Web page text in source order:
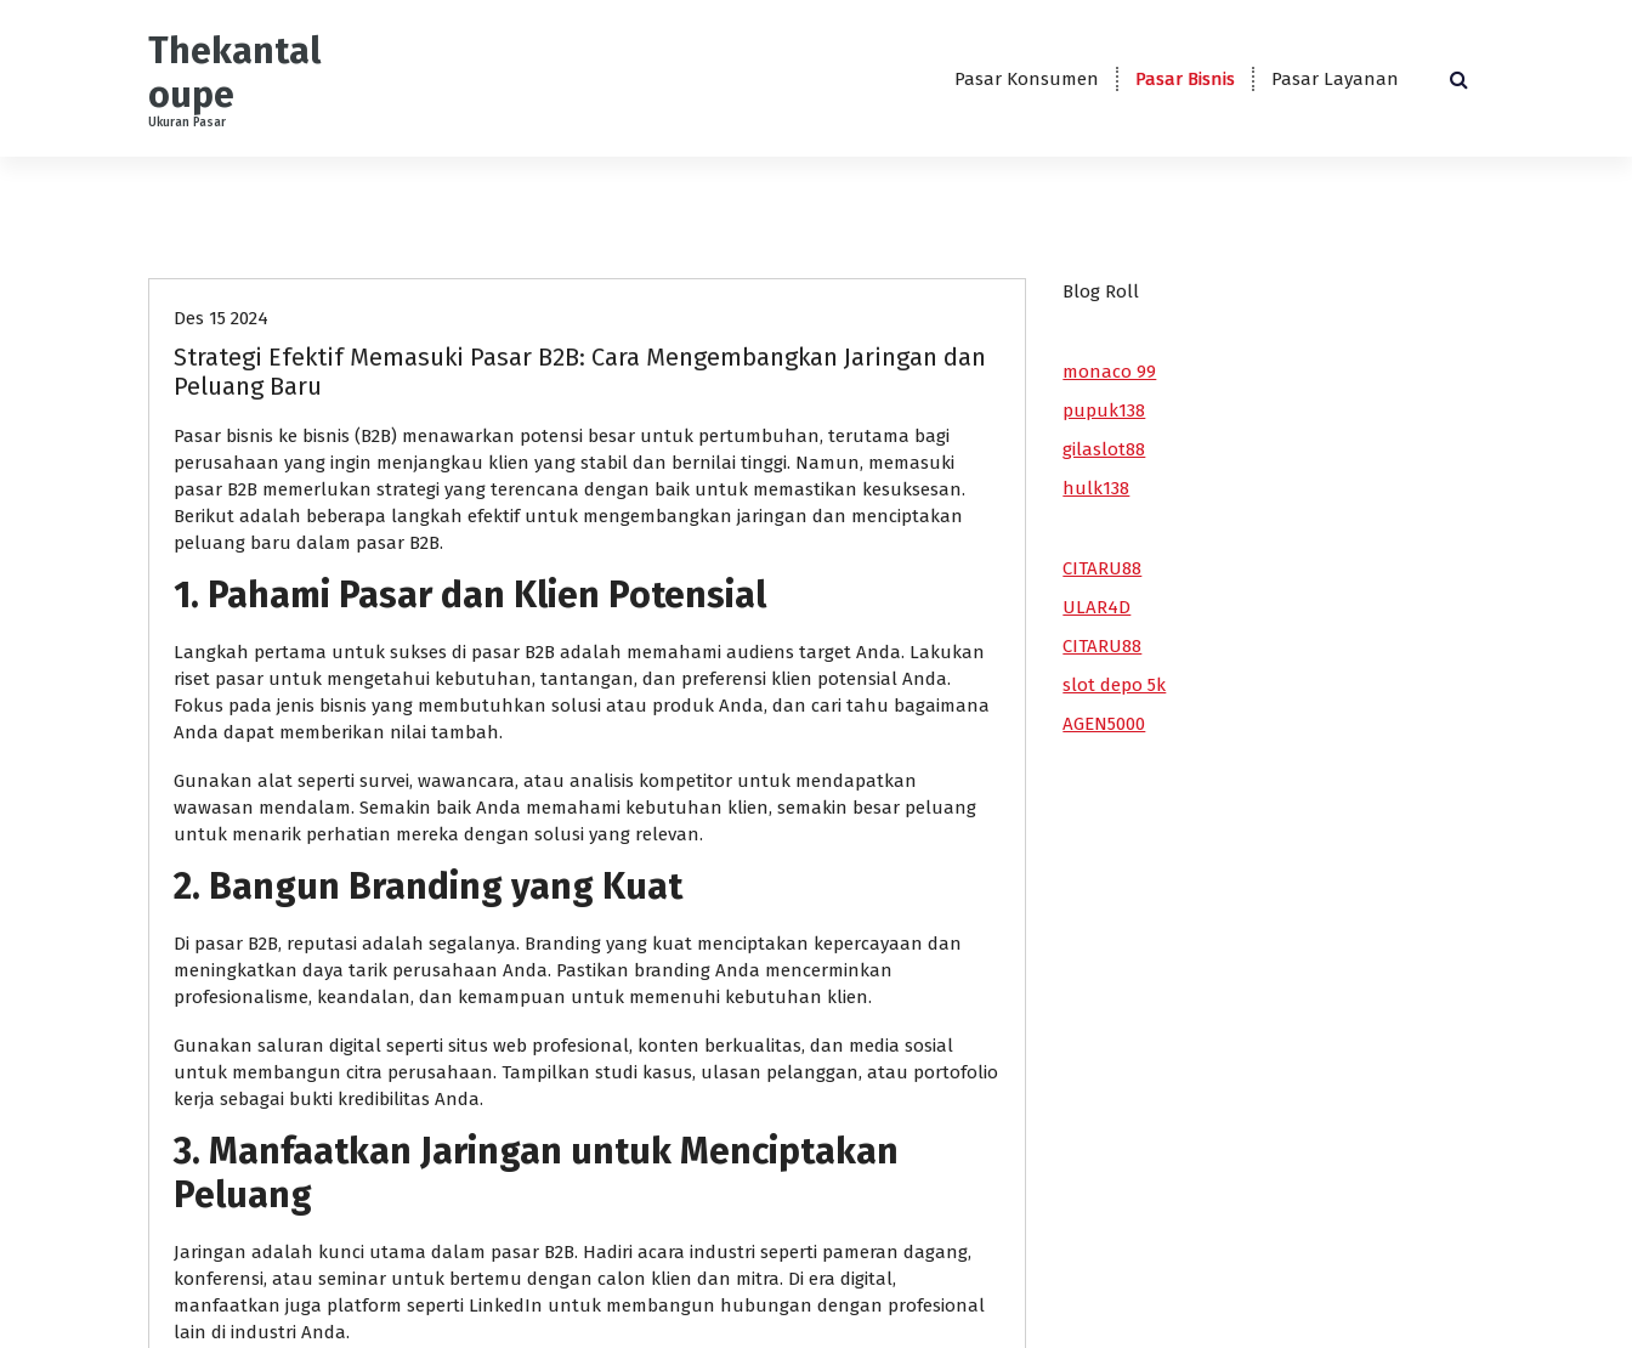
Thekantal
oupe
Ukuran Pasar
Pasar Konsumen Pasar Bisnis Pasar Layanan
Des 15 2024
Strategi Efektif Memasuki Pasar B2B: Cara Mengembangkan Jaringan dan
Peluang Baru
Pasar bisnis ke bisnis (B2B) menawarkan potensi besar untuk pertumbuhan, terutama bagi
perusahaan yang ingin menjangkau klien yang stabil dan bernilai tinggi. Namun, memasuki
pasar B2B memerlukan strategi yang terencana dengan baik untuk memastikan kesuksesan.
Berikut adalah beberapa langkah efektif untuk mengembangkan jaringan dan menciptakan
peluang baru dalam pasar B2B.
1. Pahami Pasar dan Klien Potensial
Langkah pertama untuk sukses di pasar B2B adalah memahami audiens target Anda. Lakukan
riset pasar untuk mengetahui kebutuhan, tantangan, dan preferensi klien potensial Anda.
Fokus pada jenis bisnis yang membutuhkan solusi atau produk Anda, dan cari tahu bagaimana
Anda dapat memberikan nilai tambah.
Gunakan alat seperti survei, wawancara, atau analisis kompetitor untuk mendapatkan
wawasan mendalam. Semakin baik Anda memahami kebutuhan klien, semakin besar peluang
untuk menarik perhatian mereka dengan solusi yang relevan.
2. Bangun Branding yang Kuat
Di pasar B2B, reputasi adalah segalanya. Branding yang kuat menciptakan kepercayaan dan
meningkatkan daya tarik perusahaan Anda. Pastikan branding Anda mencerminkan
profesionalisme, keandalan, dan kemampuan untuk memenuhi kebutuhan klien.
Gunakan saluran digital seperti situs web profesional, konten berkualitas, dan media sosial
untuk membangun citra perusahaan. Tampilkan studi kasus, ulasan pelanggan, atau portofolio
kerja sebagai bukti kredibilitas Anda.
3. Manfaatkan Jaringan untuk Menciptakan
Peluang
Jaringan adalah kunci utama dalam pasar B2B. Hadiri acara industri seperti pameran dagang,
konferensi, atau seminar untuk bertemu dengan calon klien dan mitra. Di era digital,
manfaatkan juga platform seperti LinkedIn untuk membangun hubungan dengan profesional
lain di industri Anda.
Blog Roll
monaco 99
pupuk138
gilaslot88
hulk138
CITARU88
ULAR4D
CITARU88
slot depo 5k
AGEN5000